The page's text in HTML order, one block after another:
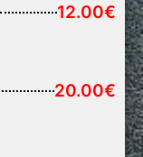
12.00€
20.00€